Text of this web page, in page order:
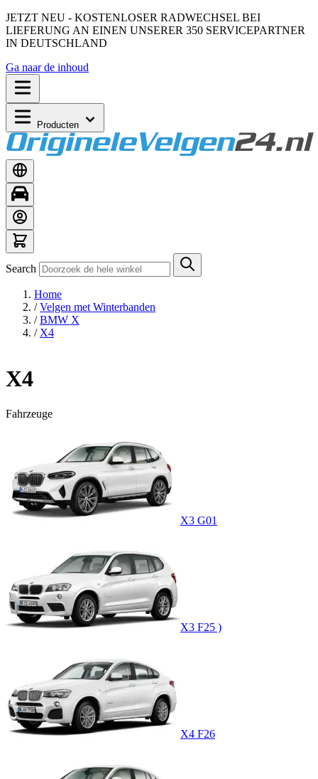
JETZT NEU - KOSTENLOSER RADWECHSEL BEI
LIEFERUNG AN EINEN UNSERER 350 SERVICEPARTNER
IN DEUTSCHLAND
Ga naar de inhoud
Producten
Search
Home
/ Velgen met Winterbanden
/ BMW X
/ X4
X4
Fahrzeuge
X3 G01
X3 F25 )
X4 F26